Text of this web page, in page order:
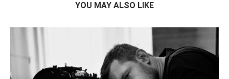
YOU MAY ALSO LIKE